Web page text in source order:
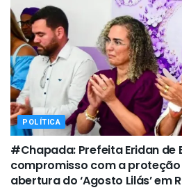
POLÍTICA
#Chapada: Prefeita Eridan
compromisso com a proteção
abertura do ‘Agosto Lilás’ em